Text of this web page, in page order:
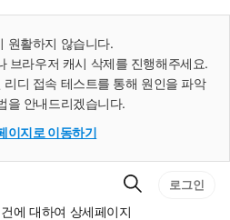
원활하지 않습니다.
브라우저 캐시 삭제를 진행해주세요.
디 접속 테스트를 통해 원인을 파악
을 안내드리겠습니다.
이지로 이동하기
검
색
로그인
에 대하여 상세페이지